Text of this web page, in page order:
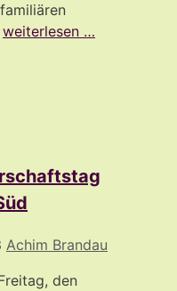
weiterlesen …
Achim Brandau
den